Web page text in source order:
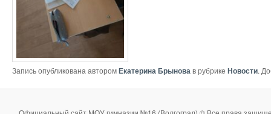
Запись опубликована авторомЕкатерина Брыновав рубрике Новости.